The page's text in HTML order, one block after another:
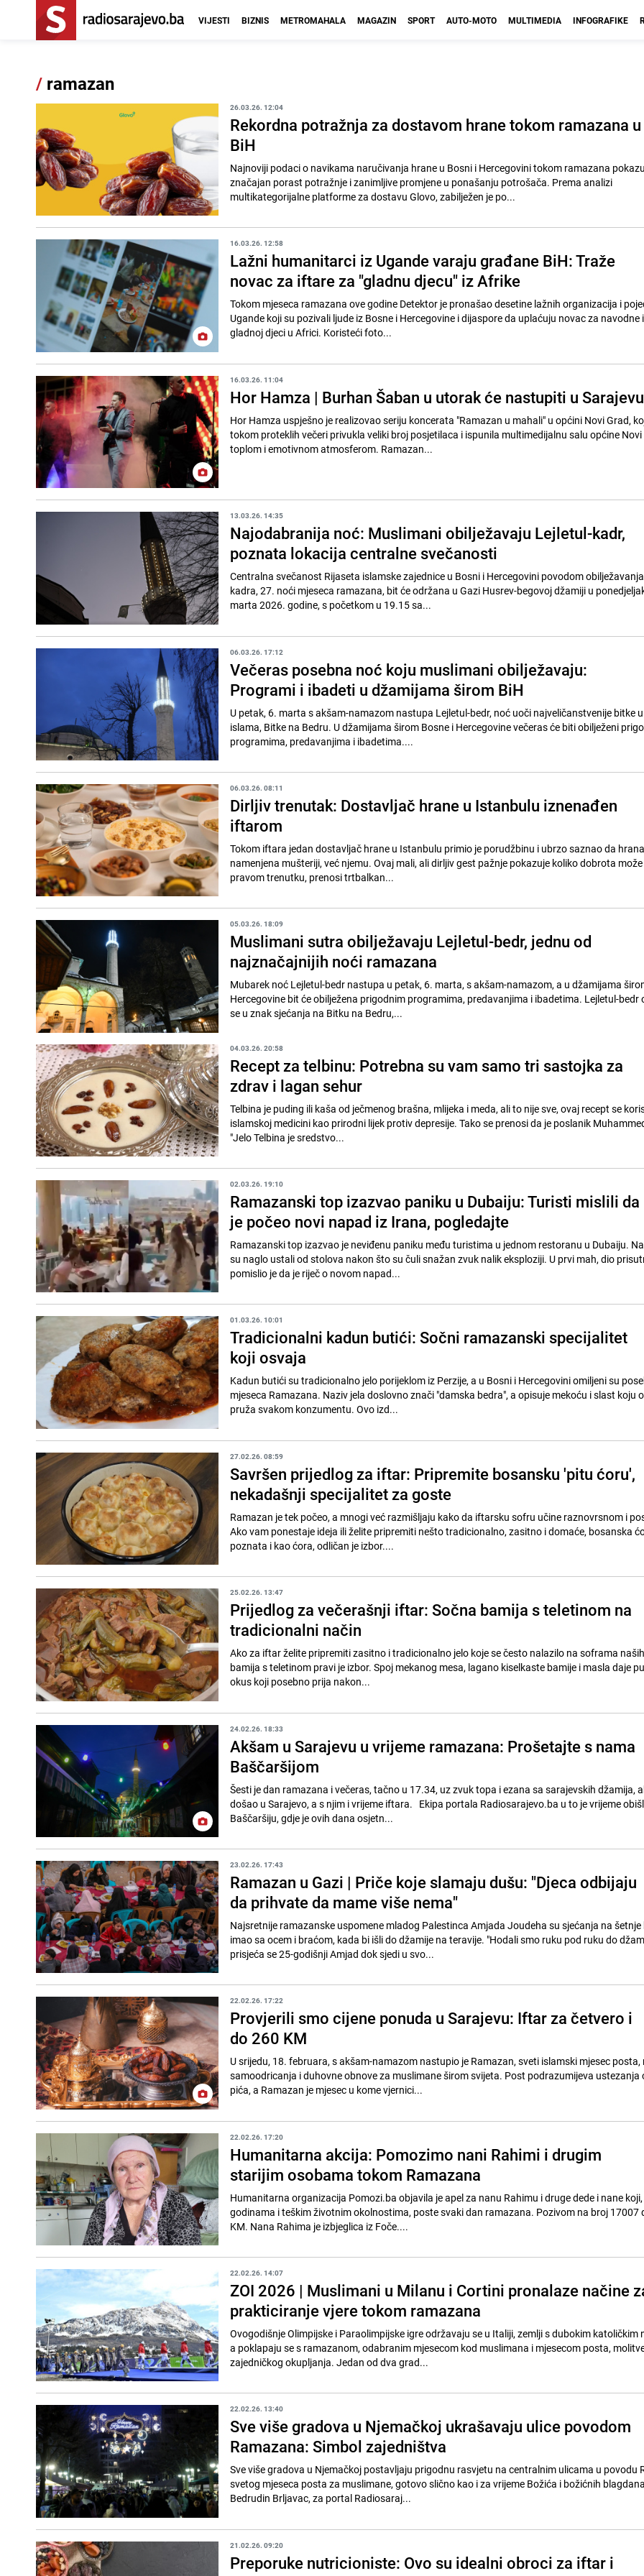
VIJESTI BIZNIS METROMAHALA MAGAZIN SPORT AUTO-MOTO MULTIMEDIA INFOGRAFIKE
/ ramazan
26.03.26. 12:04
Rekordna potražnja za dostavom hrane tokom ramazana u
BiH
Najnoviji podaci o navikama naručivanja hrane u Bosni i Hercegovini tokom ramazana
značajan porast potražnje i zanimljive promjene u ponašanju potrošača. Prema analizi
multikategorijalne platforme za dostavu Glovo, zabilježen je po...
16.03.26. 12:58
Lažni humanitarci iz Ugande varaju građane BiH: Traže
novac za iftare za "gladnu djecu" iz Afrike
Tokom mjeseca ramazana ove godine Detektor je pronašao desetine lažnih organizacija i
Ugande koji su pozivali ljude iz Bosne i Hercegovine i dijaspore da uplaćuju novac za navodne
gladnoj djeci u Africi. Koristeći foto...
16.03.26. 11:04
Hor Hamza | Burhan Šaban u utorak će nastupiti u Sarajevu
Hor Hamza uspješno je realizovao seriju koncerata "Ramazan u mahali" u općini Novi Grad,
tokom proteklih večeri privukla veliki broj posjetilaca i ispunila multimedijalnu salu općine Novi
toplom i emotivnom atmosferom. Ramazan...
13.03.26. 14:35
Najodabranija noć: Muslimani obilježavaju Lejletul-kadr,
poznata lokacija centralne svečanosti
Centralna svečanost Rijaseta islamske zajednice u Bosni i Hercegovini povodom
kadra, 27. noći mjeseca ramazana, bit će održana u Gazi Husrev-begovoj džamiji u
marta 2026. godine, s početkom u 19.15 sa...
06.03.26. 17:12
Večeras posebna noć koju muslimani obilježavaju:
Programi i ibadeti u džamijama širom BiH
U petak, 6. marta s akšam-namazom nastupa Lejletul-bedr, noć uoči najveličanstvenije bitke
islama, Bitke na Bedru. U džamijama širom Bosne i Hercegovine večeras će biti obilježeni
programima, predavanjima i ibadetima....
06.03.26. 08:11
Dirljiv trenutak: Dostavljač hrane u Istanbulu iznenađen
iftarom
Tokom iftara jedan dostavljač hrane u Istanbulu primio je porudžbinu i ubrzo saznao da
namenjena mušteriji, već njemu. Ovaj mali, ali dirljiv gest pažnje pokazuje koliko dobrota
pravom trenutku, prenosi trtbalkan...
05.03.26. 18:09
Muslimani sutra obilježavaju Lejletul-bedr, jednu od
najznačajnijih noći ramazana
Mubarek noć Lejletul-bedr nastupa u petak, 6. marta, s akšam-namazom, a u džamijama
Hercegovine bit će obilježena prigodnim programima, predavanjima i ibadetima. Lejletul-bedr
se u znak sjećanja na Bitku na Bedru,...
04.03.26. 20:58
Recept za telbinu: Potrebna su vam samo tri sastojka za
zdrav i lagan sehur
Telbina je puding ili kaša od ječmenog brašna, mlijeka i meda, ali to nije sve, ovaj recept se
islamskoj medicini kao prirodni lijek protiv depresije. Tako se prenosi da je poslanik
"Jelo Telbina je sredstvo...
02.03.26. 19:10
Ramazanski top izazvao paniku u Dubaiju: Turisti mislili da
je počeo novi napad iz Irana, pogledajte
Ramazanski top izazvao je neviđenu paniku među turistima u jednom restoranu u Dubaiju.
su naglo ustali od stolova nakon što su čuli snažan zvuk nalik eksploziji. U prvi mah, dio
pomislio je da je riječ o novom napad...
01.03.26. 10:01
Tradicionalni kadun butići: Sočni ramazanski specijalitet
koji osvaja
Kadun butići su tradicionalno jelo porijeklom iz Perzije, a u Bosni i Hercegovini omiljeni su
mjeseca Ramazana. Naziv jela doslovno znači "damska bedra", a opisuje mekoću i slast koju
pruža svakom konzumentu. Ovo izd...
27.02.26. 08:59
Savršen prijedlog za iftar: Pripremite bosansku 'pitu ćoru',
nekadašnji specijalitet za goste
Ramazan je tek počeo, a mnogi već razmišljaju kako da iftarsku sofru učine raznovrsnom i
Ako vam ponestaje ideja ili želite pripremiti nešto tradicionalno, zasitno i domaće, bosanska
poznata i kao ćora, odličan je izbor....
25.02.26. 13:47
Prijedlog za večerašnji iftar: Sočna bamija s teletinom na
tradicionalni način
Ako za iftar želite pripremiti zasitno i tradicionalno jelo koje se često nalazilo na soframa
bamija s teletinom pravi je izbor. Spoj mekanog mesa, lagano kiselkaste bamije i masla daje
okus koji posebno prija nakon...
24.02.26. 18:33
Akšam u Sarajevu u vrijeme ramazana: Prošetajte s nama
Baščaršijom
Šesti je dan ramazana i večeras, tačno u 17.34, uz zvuk topa i ezana sa sarajevskih džamija,
došao u Sarajevo, a s njim i vrijeme iftara. Ekipa portala Radiosarajevo.ba u to je vrijeme
Baščaršiju, gdje je ovih dana osjetn...
23.02.26. 17:43
Ramazan u Gazi | Priče koje slamaju dušu: "Djeca odbijaju
da prihvate da mame više nema"
Najsretnije ramazanske uspomene mladog Palestinca Amjada Joudeha su sjećanja na šetnje
imao sa ocem i braćom, kada bi išli do džamije na teravije. "Hodali smo ruku pod ruku do
prisjeća se 25-godišnji Amjad dok sjedi u svo...
22.02.26. 17:22
Provjerili smo cijene ponuda u Sarajevu: Iftar za četvero i
do 260 KM
U srijedu, 18. februara, s akšam-namazom nastupio je Ramazan, sveti islamski mjesec posta,
samoodricanja i duhovne obnove za muslimane širom svijeta. Post podrazumijeva ustezanja
pića, a Ramazan je mjesec u kome vjernici...
22.02.26. 17:20
Humanitarna akcija: Pomozimo nani Rahimi i drugim
starijim osobama tokom Ramazana
Humanitarna organizacija Pomozi.ba objavila je apel za nanu Rahimu i druge dede i nane
godinama i teškim životnim okolnostima, poste svaki dan ramazana. Pozivom na broj 17007
KM. Nana Rahima je izbjeglica iz Foče....
22.02.26. 14:07
ZOI 2026 | Muslimani u Milanu i Cortini pronalaze načine
prakticiranje vjere tokom ramazana
Ovogodišnje Olimpijske i Paraolimpijske igre održavaju se u Italiji, zemlji s dubokim katoličkim
a poklapaju se s ramazanom, odabranim mjesecom kod muslimana i mjesecom posta,
zajedničkog okupljanja. Jedan od dva grad...
22.02.26. 13:40
Sve više gradova u Njemačkoj ukrašavaju ulice povodom
Ramazana: Simbol zajedništva
Sve više gradova u Njemačkoj postavljaju prigodnu rasvjetu na centralnim ulicama u povodu
svetog mjeseca posta za muslimane, gotovo slično kao i za vrijeme Božića i božićnih
Bedrudin Brljavac, za portal Radiosaraj...
21.02.26. 09:20
Preporuke nutricioniste: Ovo su idealni obroci za iftar i